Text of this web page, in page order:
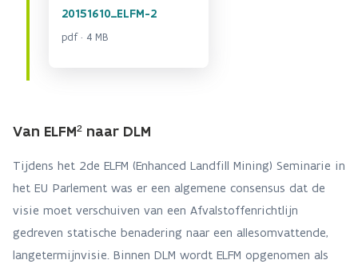
20151610_ELFM-2
pdf · 4 MB
Van ELFM² naar DLM
Tijdens het 2de ELFM (Enhanced Landfill Mining) Seminarie in
het EU Parlement was er een algemene consensus dat de
visie moet verschuiven van een Afvalstoffenrichtlijn
gedreven statische benadering naar een allesomvattende,
langetermijnvisie. Binnen DLM wordt ELFM opgenomen als